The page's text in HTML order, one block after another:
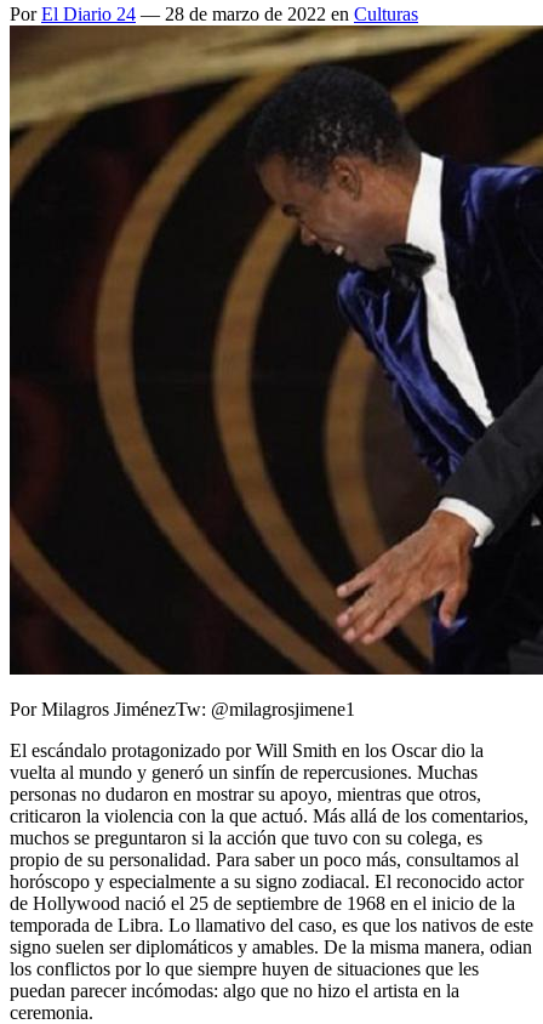
PorEl Diario 24 — 28 de marzo de 2022 en Culturas
Por Milagros JiménezTw: @milagrosjimene1
El escándalo protagonizado por Will Smith en los Oscar dio la
vuelta al mundo y generó un sinfín de repercusiones. Muchas
personas no dudaron en mostrar su apoyo, mientras que otros,
criticaron la violencia con la que actuó. Más allá de los comentarios,
muchos se preguntaron si la acción que tuvo con su colega, es
propio de su personalidad. Para saber un poco más, consultamos al
horóscopo y especialmente a su signo zodiacal. El reconocido actor
de Hollywood nació el 25 de septiembre de 1968 en el inicio de la
temporada de Libra. Lo llamativo del caso, es que los nativos de este
signo suelen ser diplomáticos y amables. De la misma manera, odian
los conflictos por lo que siempre huyen de situaciones que les
puedan parecer incómodas: algo que no hizo el artista en la
ceremonia.